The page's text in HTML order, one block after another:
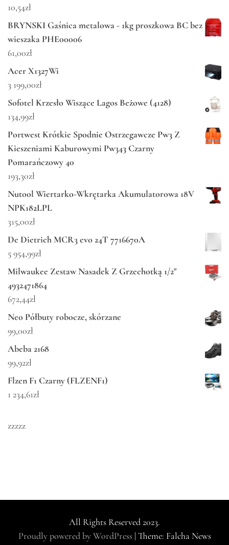
10,54zł
BRYNSKI Gaśnica metalowa - 1kg proszkowa BC bez
wieszaka PHE00006
61,00zł
Acer X1327Wi
3 199,00zł
Sofotel Krzesło Wiszące Lagos Beżowe (4128)
134,99zł
Portwest Krótkie Spodnie Ostrzegawcze Pw3 Z
Kieszeniami Kaburowymi Pw343 Czarny
Pomarańczowy 40
193,30zł
Nutool Wiertarko-Wkrętarka Akumulatorowa 18V
NPK182LPL
315,00zł
De Dietrich MCR3 evo 24T 7716670A
5 954,99zł
Milwaukee Zestaw Nasadek Z Grzechotką 1/2"
4932471864
672,44zł
Neo Półbuty robocze, skórzane
99,00zł
Abeba 2168
99,92zł
Flzen F1 Czarny (FLZENF1)
1 234,61zł
zzzzz
All Rights Reserved 2023.
Proudly powered by WordPress | Theme: Falcha News